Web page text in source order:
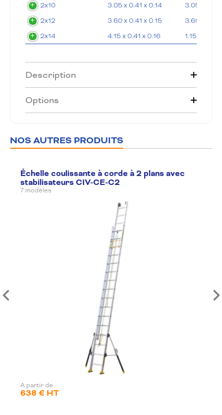
2x10 3.05 x 0.41 x 0.14
3.05
2x12
3.60 x 0.41 x 0.15
3.60
2x14
4.15 x 0.41 x 0.16 1.15
Description
Options
NOS AUTRES PRODUITS
Échelle coulissante à corde à 2 plans avec
stabilisateurs CIV-CE-C2
7 modèles
A partir de
638 € HT